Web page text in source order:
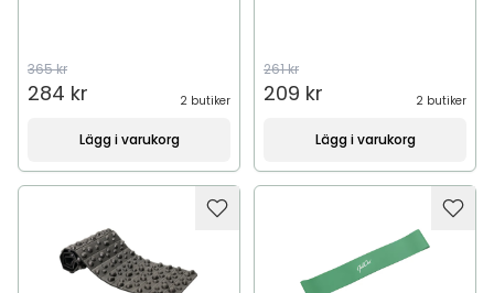
365 kr
284 kr 2 butiker
Lägg i varukorg
261 kr
209 kr 2 butiker
Lägg i varukorg